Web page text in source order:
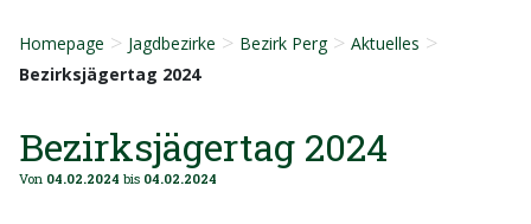
Homepage > Jagdbezirke > Bezirk Perg > Aktuelles >
Bezirksjägertag 2024
Bezirksjägertag 2024
Von 04.02.2024 bis 04.02.2024